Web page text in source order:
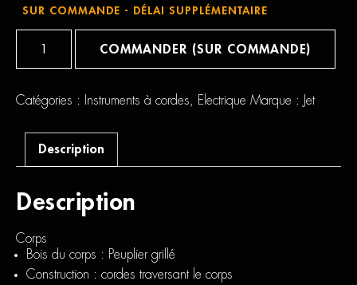
SUR COMMANDE - DÉLAI SUPPLÉMENTAIRE
Roasted
Maple,
COMMANDER (SUR COMMANDE)
Catégories : Instruments à cordes Electrique Marque : Jet
Description
Description
Corps
Bois du corps : Peuplier grillé
Construction : cordes traversant le corps